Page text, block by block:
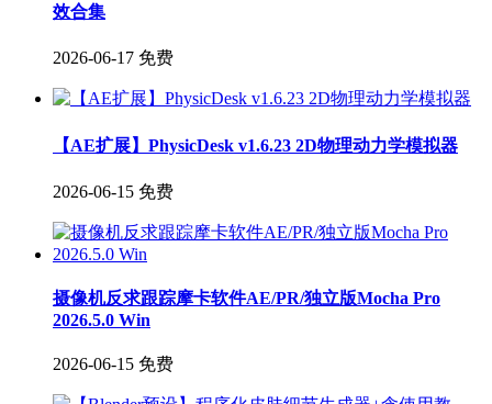
效合集
2026-06-17 免费
【AE扩展】PhysicDesk v1.6.23 2D物理动力学模拟器
2026-06-15 免费
摄像机反求跟踪摩卡软件AE/PR/独立版Mocha Pro
2026.5.0 Win
2026-06-15 免费